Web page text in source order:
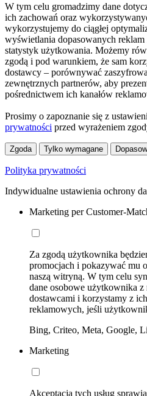
W tym celu gromadzimy dane
ich zachowań oraz
wykorzystujemy do ciągłej
wyświetlania dopasowanych
statystyk użytkowania. Możemy
zgodą i pod warunkiem, że sam
dostawcy – porównywać
zewnętrznych partnerów, aby
pośrednictwem ich kanałów
Prosimy o zapoznanie się z
prywatności przed wyrażeniem
Zgoda Tylko wymagane
Polityka prywatności
Indywidualne ustawienia ochrony
Marketing per Customer-
Za zgodą użytkownika
promocjach i pokazywać mu
naszą witryną. W tym celu
dane osobowe użytkownika
dostawcami i korzystamy z
reklamowych, jeśli
Bing, Criteo, Meta, Google,
Marketing
Akceptacja tych usług